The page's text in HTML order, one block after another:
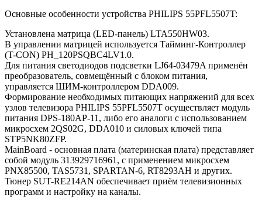
Основные особенности устройства PHILIPS 55PFL5507T:
Установлена матрица (LED-панель) LTA550HW03.
В управлении матрицей используется Тайминг-Контроллер
(T-CON) PH_120PSQBC4LV1.0.
Для питания светодиодов подсветки LJ64-03479A применён
преобразователь, совмещённый с блоком питания,
управляется ШИМ-контроллером DDA009.
Формирование необходимых питающих напряжений для всех
узлов телевизора PHILIPS 55PFL5507T осуществляет модуль
питания DPS-180AP-11, либо его аналоги c использованием
микросхем 2QS02G, DDA010 и силовых ключей типа
STP5NK80ZFP.
MainBoard - основная плата (материнская плата) представляет
собой модуль 313929716961, с применением микросхем
PNX85500, TAS5731, SPARTAN-6, RT8293AH и других.
Тюнер SUT-RE214AN обеспечивает приём телевизионных
программ и настройку на каналы.